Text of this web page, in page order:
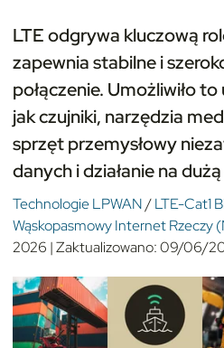
LTE odgrywa kluczową
zapewnia stabilne i
połączenie. Umożliwiło
jak czujniki, narzędzia
sprzęt przemysłowy
danych i działanie na
Technologie LPWAN/LTE-Cat1
Wąskopasmowy Internet Rzeczy
2026 |Zaktualizowano:09/06/